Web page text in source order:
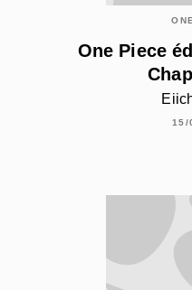
One Piece
15/